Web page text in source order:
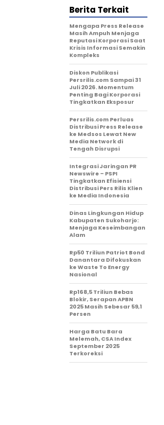
Berita Terkait
Mengapa Press Release
Masih Ampuh Menjaga
Reputasi Korporasi Saat
Krisis Informasi Semakin
Kompleks
Diskon Publikasi
Persrilis.com Sampai 31
Juli 2026. Momentum
Penting Bagi Korporasi
Tingkatkan Eksposur
Persrilis.com Perluas
Distribusi Press Release
ke Medsos Lewat New
Media Network di
Tengah Disrupsi
Integrasi Jaringan PR
Newswire – PSPI
Tingkatkan Efisiensi
Distribusi Pers Rilis Klien
ke Media Indonesia
Dinas Lingkungan Hidup
Kabupaten Sukoharjo:
Menjaga Keseimbangan
Alam
Rp50 Triliun Patriot Bond
Danantara Difokuskan
ke Waste To Energy
Nasional
Rp168,5 Triliun Bebas
Blokir, Serapan APBN
2025 Masih Sebesar 59,1
Persen
Harga Batu Bara
Melemah, CSA Index
September 2025
Terkoreksi